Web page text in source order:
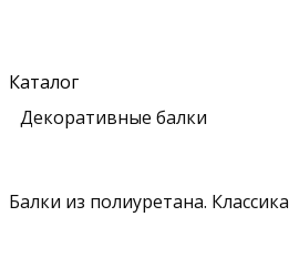
Каталог
Декоративные балки
Балки из полиуретана. Классика